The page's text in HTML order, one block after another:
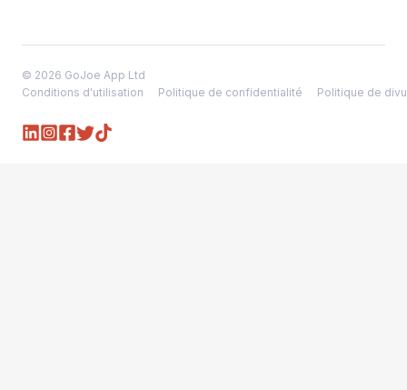
© 2026 GoJoe App Ltd
Conditions d'utilisation
Politique de confidentialité Politique de